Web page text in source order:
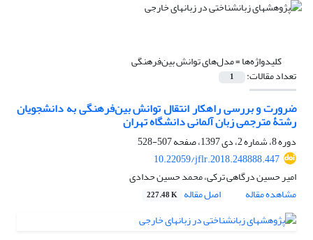
کلیدواژه‌ها =مدل‌‎های توانش بین‌فرهنگی
تعداد مقالات: 1
ضرورت و بررسی راهکار انتقال توانش بین‌فرهنگی به دانشجویان
رشتۀ مترجمی زبان آلمانی دانشگاه تهران
دوره 8، شماره 2، دی 1397، صفحه
507-528
10.22059/jflr.2018.248888.447
امیر حسین درگاهی ترکی، محمد حسین حدادی
مشاهده مقاله
اصل مقاله 227.48 K